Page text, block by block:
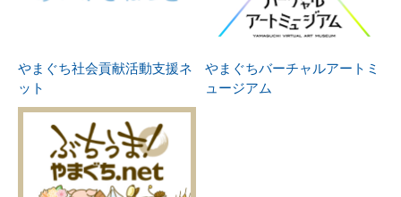
やまぐち社会貢献活動支援ネ
ット
やまぐちバーチャルアートミ
ュージアム